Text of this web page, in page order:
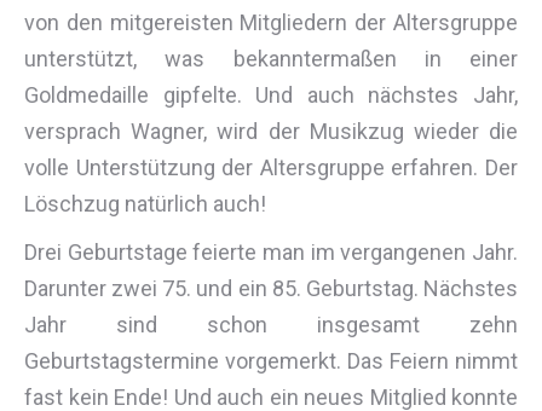
von den mitgereisten Mitgliedern der Altersgruppe
unterstützt, was bekanntermaßen in einer
Goldmedaille gipfelte. Und auch nächstes Jahr,
versprach Wagner, wird der Musikzug wieder die
volle Unterstützung der Altersgruppe erfahren. Der
Löschzug natürlich auch!
Drei Geburtstage feierte man im vergangenen Jahr.
Darunter zwei 75. und ein 85. Geburtstag. Nächstes
Jahr sind schon insgesamt zehn
Geburtstagstermine vorgemerkt. Das Feiern nimmt
fast kein Ende! Und auch ein neues Mitglied konnte